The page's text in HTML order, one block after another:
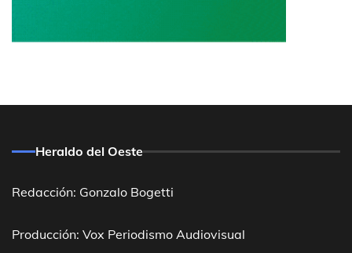
Heraldo del Oeste
Redacción: Gonzalo Bogetti
Producción: Vox Periodismo Audiovisual